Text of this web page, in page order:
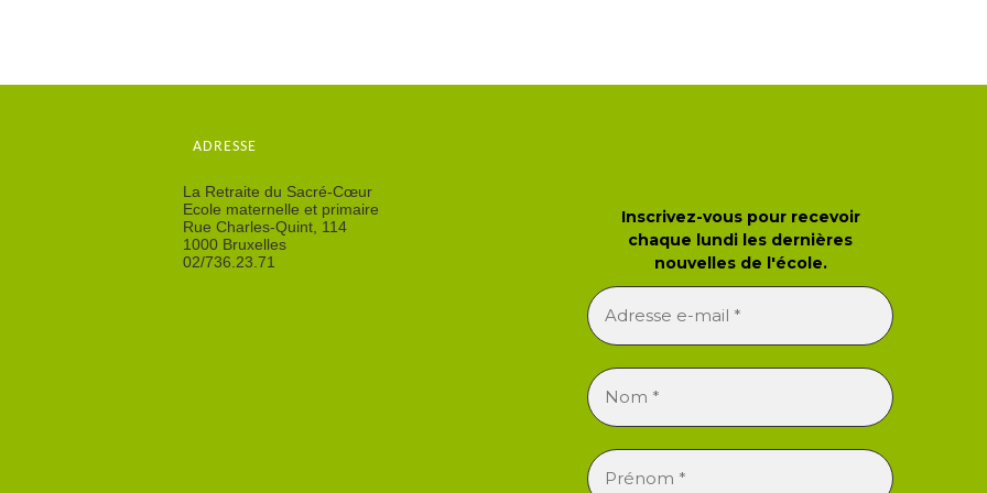
ADRESSE
La Retraite du Sacré-Cœur
Ecole maternelle et primaire
Rue Charles-Quint, 114
1000 Bruxelles
02/736.23.71
Inscrivez-vous pour recevoir
chaque lundi les dernières
nouvelles de l'école.